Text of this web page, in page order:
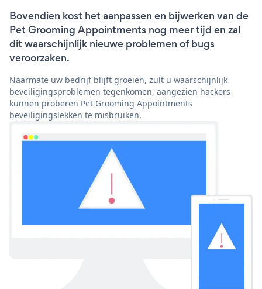
Bovendien kost het aanpassen en bijwerken van de
Pet Grooming Appointments nog meer tijd en zal
dit waarschijnlijk nieuwe problemen of bugs
veroorzaken.
Naarmate uw bedrijf blijft groeien, zult u waarschijnlijk
beveiligingsproblemen tegenkomen, aangezien hackers
kunnen proberen Pet Grooming Appointments
beveiligingslekken te misbruiken.